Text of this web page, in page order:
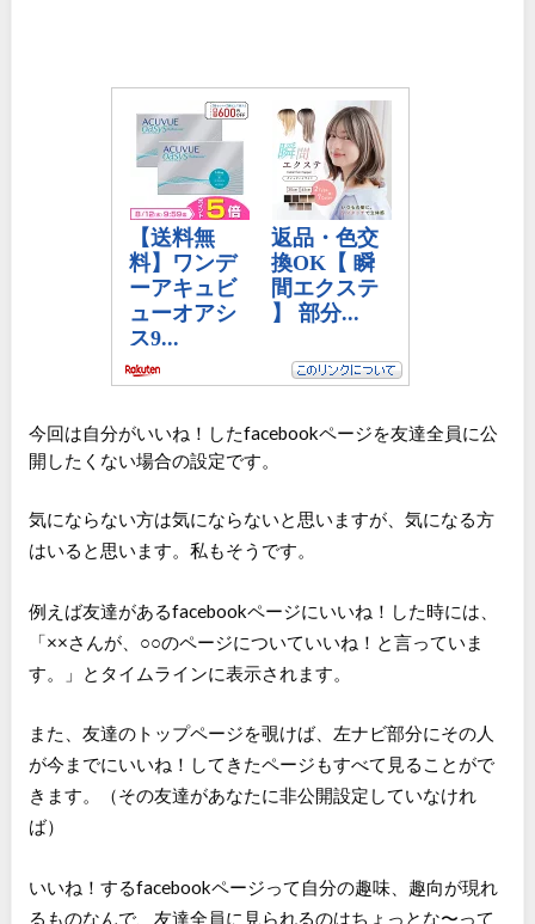
今回は自分がいいね！したfacebookページを友達全員に公
開したくない場合の設定です。
気にならない方は気にならないと思いますが、気になる方
はいると思います。私もそうです。
例えば友達があるfacebookページにいいね！した時には、
「××さんが、○○のページについていいね！と言っていま
す。」とタイムラインに表示されます。
また、友達のトップページを覗けば、左ナビ部分にその人
が今までにいいね！してきたページもすべて見ることがで
きます。（その友達があなたに非公開設定していなけれ
ば）
いいね！するfacebookページって自分の趣味、趣向が現れ
るものなんで、友達全員に見られるのはちょっとな〜って